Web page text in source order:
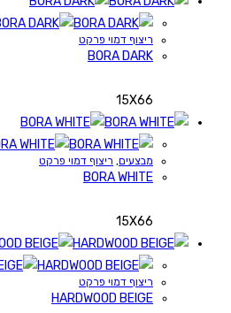
ריצוף דמוי פרקט
BORA DARK
15X66
מבצעים, ריצוף דמוי פרקט
BORA WHITE
15X66
ריצוף דמוי פרקט
HARDWOOD BEIGE